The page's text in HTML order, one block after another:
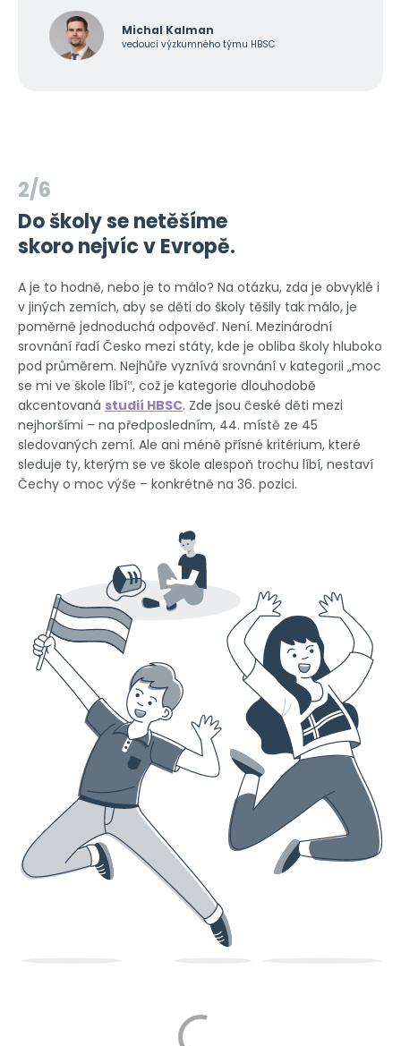
Michal Kalman
vedoucí výzkumného týmu HBSC
2/6
Do školy se netěšíme
skoro nejvíc v Evropě.
A je to hodně, nebo je to málo? Na otázku, zda je obvyklé i
v jiných zemích, aby se děti do školy těšily tak málo, je
poměrně jednoduchá odpověď. Není. Mezinárodní
srovnání řadí Česko mezi státy, kde je obliba školy hluboko
pod průměrem. Nejhůře vyznívá srovnání v kategorii „moc
se mi ve škole líbí‟, což je kategorie dlouhodobě
akcentovaná studií HBSC. Zde jsou české děti mezi
nejhoršími – na předposledním, 44. místě ze 45
sledovaných zemí. Ale ani méně přísné kritérium, které
sleduje ty, kterým se ve škole alespoň trochu líbí, nestaví
Čechy o moc výše – konkrétně na 36. pozici.